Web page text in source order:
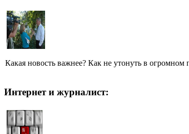
Какая новость важнее? Как не утонуть в
Интернет и журналист: